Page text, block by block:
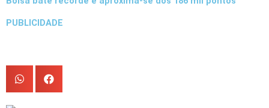
PUBLICIDADE